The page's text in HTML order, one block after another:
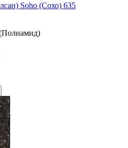
Soho (Сохо) 635